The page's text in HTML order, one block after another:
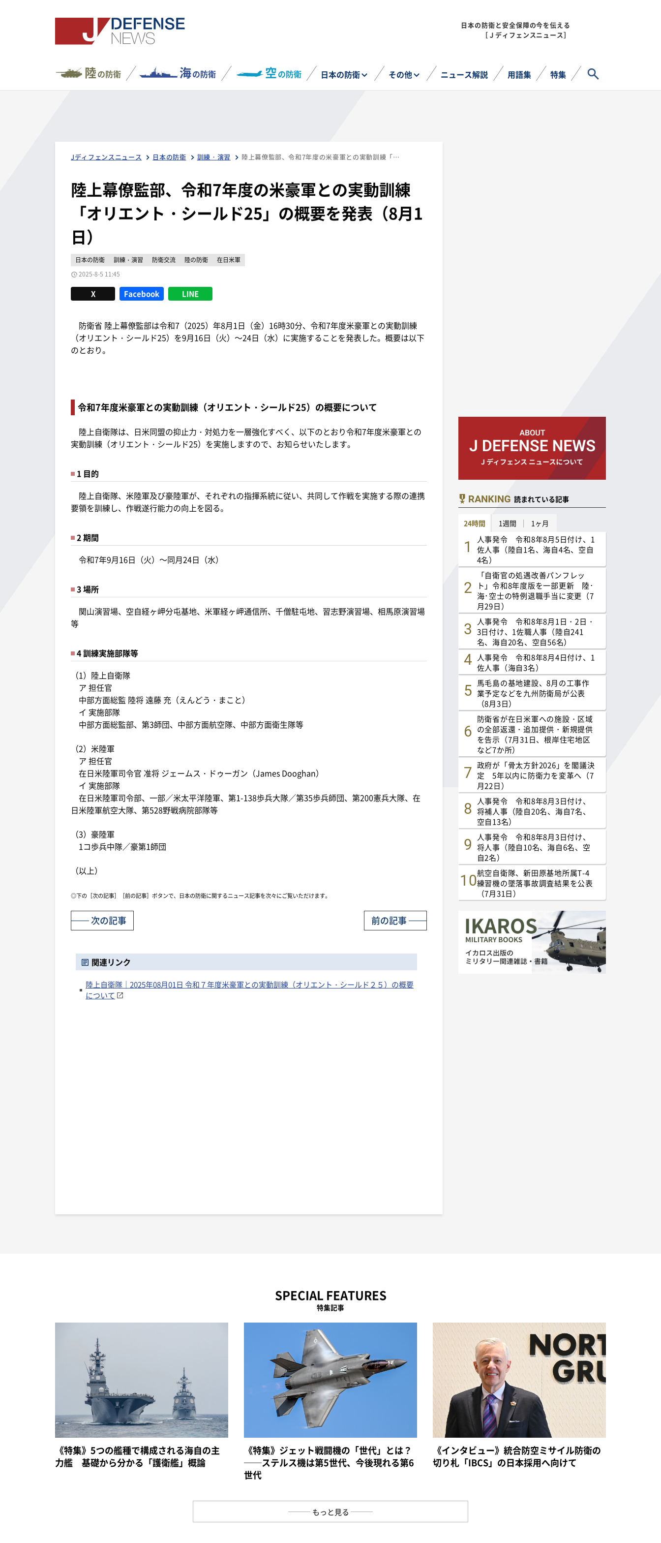
日本の防衛と安全保障の今を伝える
［Ｊディフェンスニュース］
陸の防衛 海の防衛 空の防衛 日本の防衛 その他 ニュース解説 用語集 特集
Jディフェンスニュース 日本の防衛 訓練・演習 陸上幕僚監部、令和7年度の米豪軍との実動訓練「オリエント・シールド25」の概要を発表（8月1日）
陸上幕僚監部、令和7年度の米豪軍との実動訓練
「オリエント・シールド25」の概要を発表（8月1
日）
日本の防衛 訓練・演習 防衛交流 陸の防衛
在日米軍
2025-8-5 11:45
X Facebook LINE
防衛省 陸上幕僚監部は令和7（2025）年8月1日（金）16時30分、令和7年度米豪軍との実動訓練
（オリエント・シールド25）を9月16日（火）～24日（水）に実施することを発表した。概要は以下
のとおり。
令和7年度米豪軍との実動訓練（オリエント・シールド25）の概要について
陸上自衛隊は、日米同盟の抑止力・対処力を一層強化すべく、以下のとおり令和7年度米豪軍との
実動訓練（オリエント・シールド25）を実施しますので、お知らせいたします。
1 目的
陸上自衛隊、米陸軍及び豪陸軍が、それぞれの指揮系統に従い、共同して作戦を実施する際の連携
要領を訓練し、作戦遂行能力の向上を図る。
2 期間
令和7年9月16日（火）～同月24日（水）
3 場所
関山演習場、空自経ヶ岬分屯基地、米軍経ヶ岬通信所、千僧駐屯地、習志野演習場、相馬原演習場
等
4 訓練実施部隊等
（1）陸上自衛隊
ア 担任官
中部方面総監 陸将 遠藤 充（えんどう・まこと）
イ 実施部隊
中部方面総監部、第3師団、中部方面航空隊、中部方面衛生隊等
（2）米陸軍
ア 担任官
在日米陸軍司令官 准将 ジェームス・ドゥーガン（James Dooghan）
イ 実施部隊
在日米陸軍司令部、一部／米太平洋陸軍、第1-138歩兵大隊／第35歩兵師団、第200憲兵大隊、在
日米陸軍航空大隊、第528野戦病院部隊等
（3）豪陸軍
1コ歩兵中隊／豪第1師団
（以上）
◎下の［次の記事］［前の記事］ボタンで、日本の防衛に関するニュース記事を次々にご覧いただけます。
前の記事
次の記事
関連リンク
陸上自衛隊｜2025年08月01日 令和７年度米豪軍との実動訓練（オリエント・シールド２５）の概要
について
RANKING 読まれている記事
24時間 1週間 1ヶ月
人事発令 令和8年8月5日付け、1
佐人事（陸自1名、海自4名、空自
4名）
「自衛官の処遇改善パンフレッ
ト」令和8年度版を一部更新 陸･
海･空士の特例退職手当に変更（7
月29日）
人事発令 令和8年8月1日・2日・
3日付け、1佐職人事（陸自241
名、海自20名、空自56名）
人事発令 令和8年8月4日付け、1
佐人事（海自3名）
馬毛島の基地建設、8月の工事作
業予定などを九州防衛局が公表
（8月3日）
防衛省が在日米軍への施設・区域
の全部返還・追加提供・新規提供
を告示（7月31日、根岸住宅地区
など7か所）
政府が「骨太方針2026」を閣議決
定 5年以内に防衛力を変革へ（7
月22日）
人事発令 令和8年8月3日付け、
将補人事（陸自20名、海自7名、
空自13名）
人事発令 令和8年8月3日付け、
将人事（陸自10名、海自6名、空
自2名）
航空自衛隊、新田原基地所属T-4
練習機の墜落事故調査結果を公表
（7月31日）
SPECIAL FEATURES
特集記事
《特集》5つの艦種で構成される海自の主
力艦 基礎から分かる「護衛艦」概論
《特集》ジェット戦闘機の「世代」とは？
──ステルス機は第5世代、今後現れる第6
世代
《インタビュー》統合防空ミサイル防衛の
切り札「IBCS」の日本採用へ向けて
もっと見る